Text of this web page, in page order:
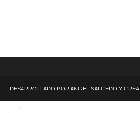
DESARROLLADO POR ANGEL SALCEDO Y